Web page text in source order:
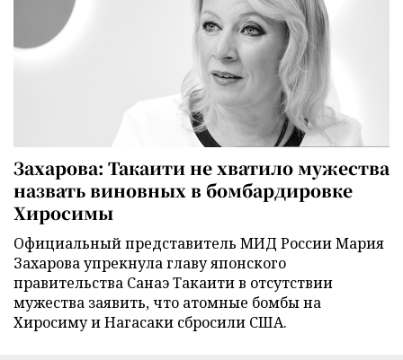
Захарова: Такаити не хватило мужества
назвать виновных в бомбардировке
Хиросимы
Официальный представитель МИД России Мария
Захарова упрекнула главу японского
правительства Санаэ Такаити в отсутствии
мужества заявить, что атомные бомбы на
Хиросиму и Нагасаки сбросили США.